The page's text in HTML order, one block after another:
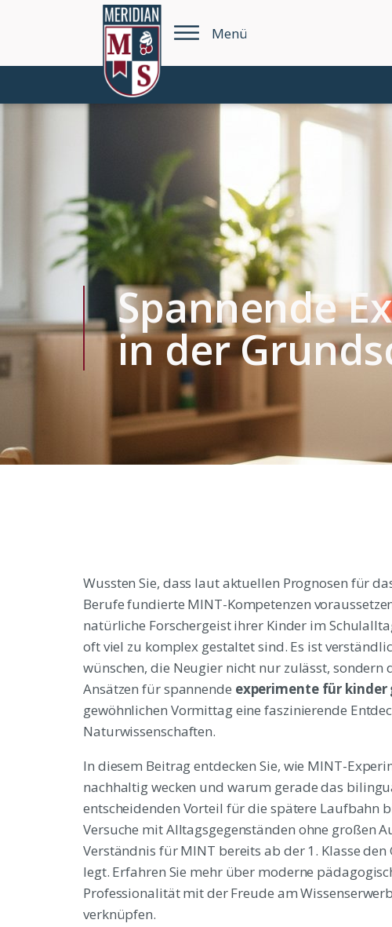
Menü
Spannende
in der
Wussten Sie, dass laut aktuellen Prognosen für
Berufe fundierte MINT-Kompetenzen
natürliche Forschergeist ihrer Kinder im
oft viel zu komplex gestaltet sind. Es ist
wünschen, die Neugier nicht nur zulässt,
Ansätzen für spannende experimente für kinder
gewöhnlichen Vormittag eine faszinierende
Naturwissenschaften.
In diesem Beitrag entdecken Sie, wie MINT-
nachhaltig wecken und warum gerade das
entscheidenden Vorteil für die spätere Laufbahn
Versuche mit Alltagsgegenständen ohne großen
Verständnis für MINT bereits ab der 1. Klasse
legt. Erfahren Sie mehr über moderne
Professionalität mit der Freude am
verknüpfen.